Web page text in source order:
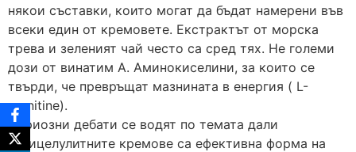
някои съставки, които могат да бъдат намерени във
всеки един от кремовете. Екстрактът от морска
трева и зеленият чай често са сред тях. Не големи
дози от винатим А. Аминокиселини, за които се
твърди, че превръщат мазнината в енергия ( L-
carnitine).
Сериозни дебати се водят по темата дали
антицелулитните кремове са ефективна форма на